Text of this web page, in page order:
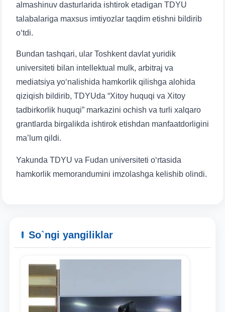
Ism va familiyangiz
Telefon raqamingiz
Pochta
yuborish
almashinuv dasturlarida ishtirok etadigan TDYU
talabalariga maxsus imtiyozlar taqdim etishni bildirib
o‘tdi.
Bundan tashqari, ular Toshkent davlat yuridik
universiteti bilan intellektual mulk, arbitraj va
mediatsiya yo‘nalishida hamkorlik qilishga alohida
qiziqish bildirib, TDYUda “Xitoy huquqi va Xitoy
tadbirkorlik huquqi” markazini ochish va turli xalqaro
grantlarda birgalikda ishtirok etishdan manfaatdorligini
ma’lum qildi.
Yakunda TDYU va Fudan universiteti o‘rtasida
hamkorlik memorandumini imzolashga kelishib olindi.
So`ngi yangiliklar